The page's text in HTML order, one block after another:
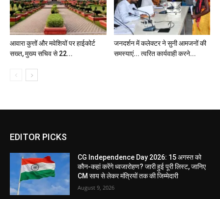
आवारा कुत्तों और मवेशियों पर हाईकोर्ट
सख्त, मुख्य सचिव से 22...
जनदर्शन में कलेक्टर ने सुनी आमजनों की
समस्याएं... त्वरित कार्यवाही करने...
EDITOR PICKS
CG Independence Day 2026: 15 अगस्त को
कौन-कहां करेंगे ध्वजारोहण? जारी हुई पूरी लिस्ट, जानिए
CM साय से लेकर मंत्रियों तक की जिम्मेदारी
August 9, 2026